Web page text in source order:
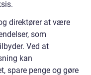
direktører at være
som
Ved at
kan
spare penge og gøre